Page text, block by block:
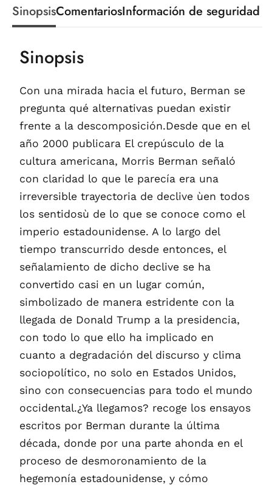
SinopsisComentariosInformación de seguridad
Sinopsis
Con una mirada hacia el futuro, Berman se
pregunta qué alternativas puedan existir
frente a la descomposición.Desde que en el
año 2000 publicara El crepúsculo de la
cultura americana, Morris Berman señaló
con claridad lo que le parecía era una
irreversible trayectoria de declive ùen todos
los sentidosù de lo que se conoce como el
imperio estadounidense. A lo largo del
tiempo transcurrido desde entonces, el
señalamiento de dicho declive se ha
convertido casi en un lugar común,
simbolizado de manera estridente con la
llegada de Donald Trump a la presidencia,
con todo lo que ello ha implicado en
cuanto a degradación del discurso y clima
sociopolítico, no solo en Estados Unidos,
sino con consecuencias para todo el mundo
occidental.¿Ya llegamos? recoge los ensayos
escritos por Berman durante la última
década, donde por una parte ahonda en el
proceso de desmoronamiento de la
hegemonía estadounidense, y cómo